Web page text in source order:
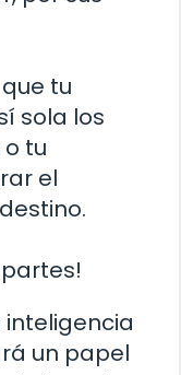
tu
sola los
tu
el
un papel